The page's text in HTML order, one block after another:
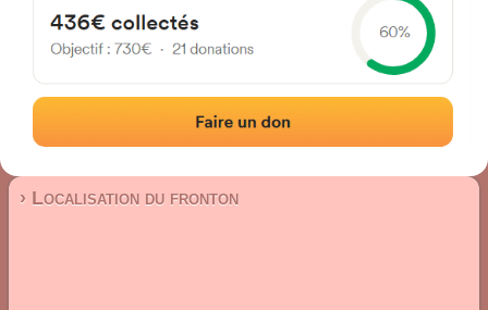
Fronton place libre
Localisation|Photos|Commentaires et avis
› Localisation du fronton